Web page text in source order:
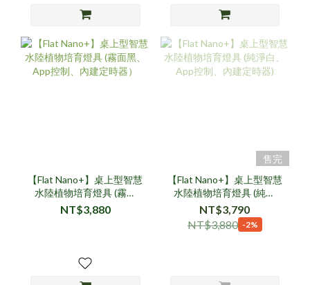
【Flat Nano+】桌上型智慧
水陸植物培育燈具 (霧面
黑、App控制、內建定時
器）
NT$3,880
售完
【Flat Nano+】桌上型智慧
水陸植物培育燈具 (純淨
白、App控制、內建定時
器)
NT$3,790
NT$3,880 -2%